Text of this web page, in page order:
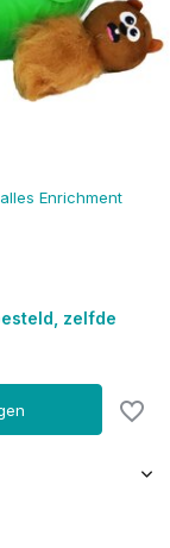
Enrichment
zelfde